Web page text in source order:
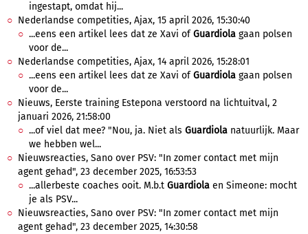
ingestapt, omdat hij...
Nederlandse competities, Ajax, 15 april 2026, 15:30:40
...eens een artikel lees dat ze Xavi ofGuardiola gaan polsen
voor de...
Nederlandse competities, Ajax, 14 april 2026, 15:28:01
...eens een artikel lees dat ze Xavi ofGuardiola gaan polsen
voor de...
Nieuws, Eerste training Estepona verstoord na lichtuitval, 2
januari 2026, 21:58:00
...of viel dat mee? "Nou, ja. Niet als Guardiola natuurlijk. Maar
we hebben wel...
Nieuwsreacties, Sano over PSV: "In zomer contact met mijn
agent gehad", 23 december 2025, 16:53:53
...allerbeste coaches ooit. M.b.t Guardiola en Simeone: mocht
je als PSV...
Nieuwsreacties, Sano over PSV: "In zomer contact met mijn
agent gehad", 23 december 2025, 14:30:58